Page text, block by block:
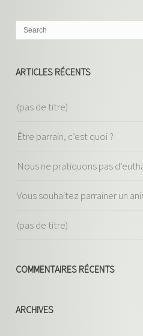
ARTICLES RÉCENTS
(pas de titre)
Être parrain, c’est quoi ?
Nous ne pratiquons pas
Vous souhaitez parrainer un
(pas de titre)
COMMENTAIRES RÉCENTS
ARCHIVES